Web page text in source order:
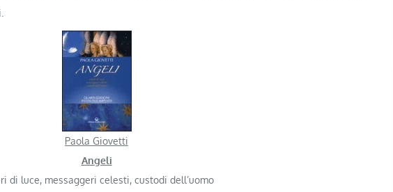
Paola Giovetti
Angeli
di luce, messaggeri celesti, custodi dell’uomo